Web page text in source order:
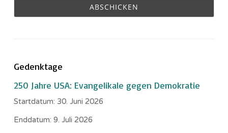
Gedenktage
250 Jahre USA: Evangelikale gegen Demokratie
Startdatum: 30. Juni 2026
Enddatum: 9. Juli 2026